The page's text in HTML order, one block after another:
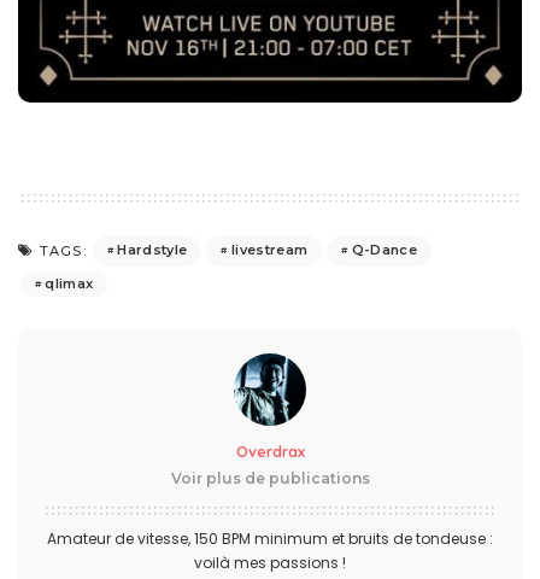
TAGS: Hardstyle livestream
Q-Dance
qlimax
Overdrax
Voir plus de publications
Amateur de vitesse, 150 BPM minimum et bruits de tondeuse :
voilà mes passions !